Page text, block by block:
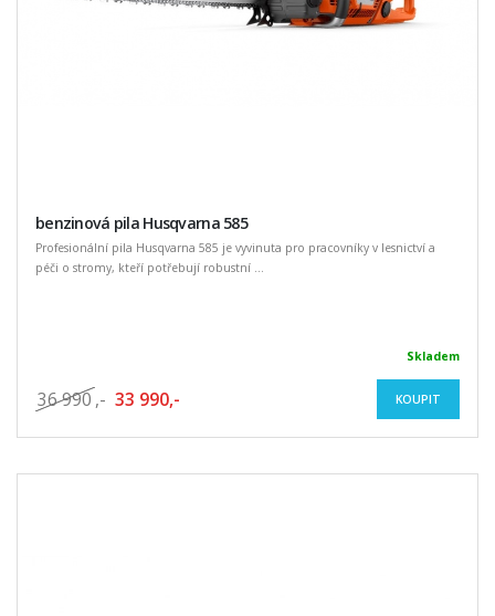
benzinová pila Husqvarna 585
Profesionální pila Husqvarna 585 je vyvinuta pro pracovníky v lesnictví a
péči o stromy, kteří potřebují robustní ...
Skladem
36 990 ,- 33 990,- KOUPIT